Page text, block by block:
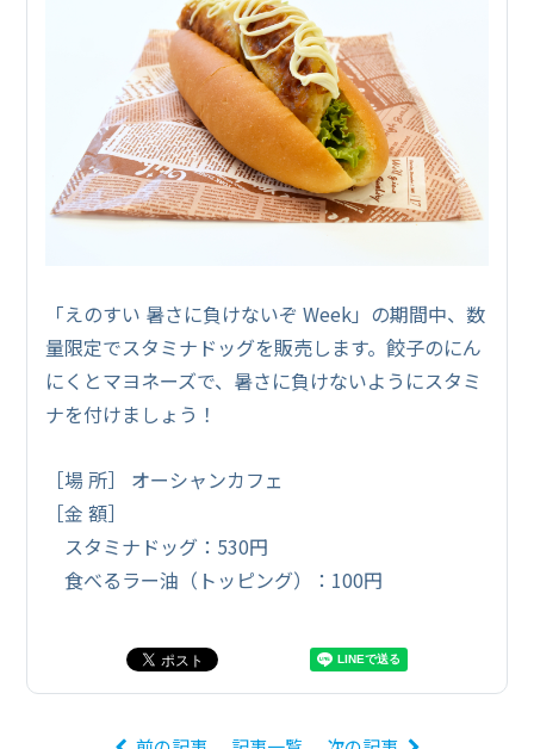
「えのすい 暑さに負けないぞ Week」の期間中、数
量限定でスタミナドッグを販売します。餃子のにん
にくとマヨネーズで、暑さに負けないようにスタミ
ナを付けましょう！
［場 所］ オーシャンカフェ
［金 額］
スタミナドッグ：530円
食べるラー油（トッピング）：100円